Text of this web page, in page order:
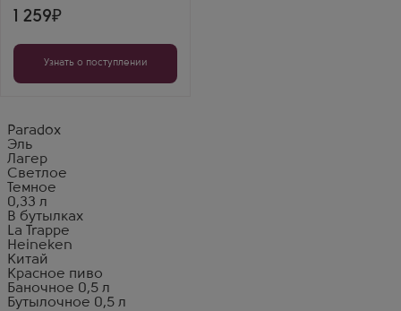
1 259
Узнать о поступлении
Paradox
Эль
Лагер
Светлое
Темное
0,33 л
В бутылках
La Trappe
Heineken
Китай
Красное пиво
Баночное 0,5 л
Бутылочное 0,5 л